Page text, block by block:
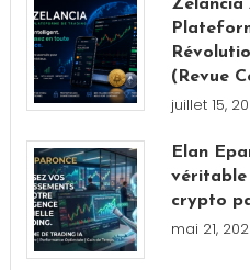
Zelancia
(Revue
juillet 15,
Elan
crypto
mai 21,